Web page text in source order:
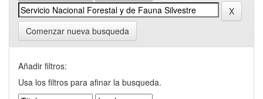
Comenzar nueva busqueda
Añadir filtros:
Usa los filtros para afinar la busqueda.